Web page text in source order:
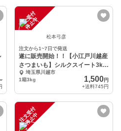
注
文
受
付
停
止
中
松本弓彦
注文から1~7日で発送
遂に販売開始！！【小江戸川越産
さつまいも】シルクスイート3kg
セット
埼玉県川越市
1箱3kg
1,500円
+送料745円
注
文
受
付
停
止
中